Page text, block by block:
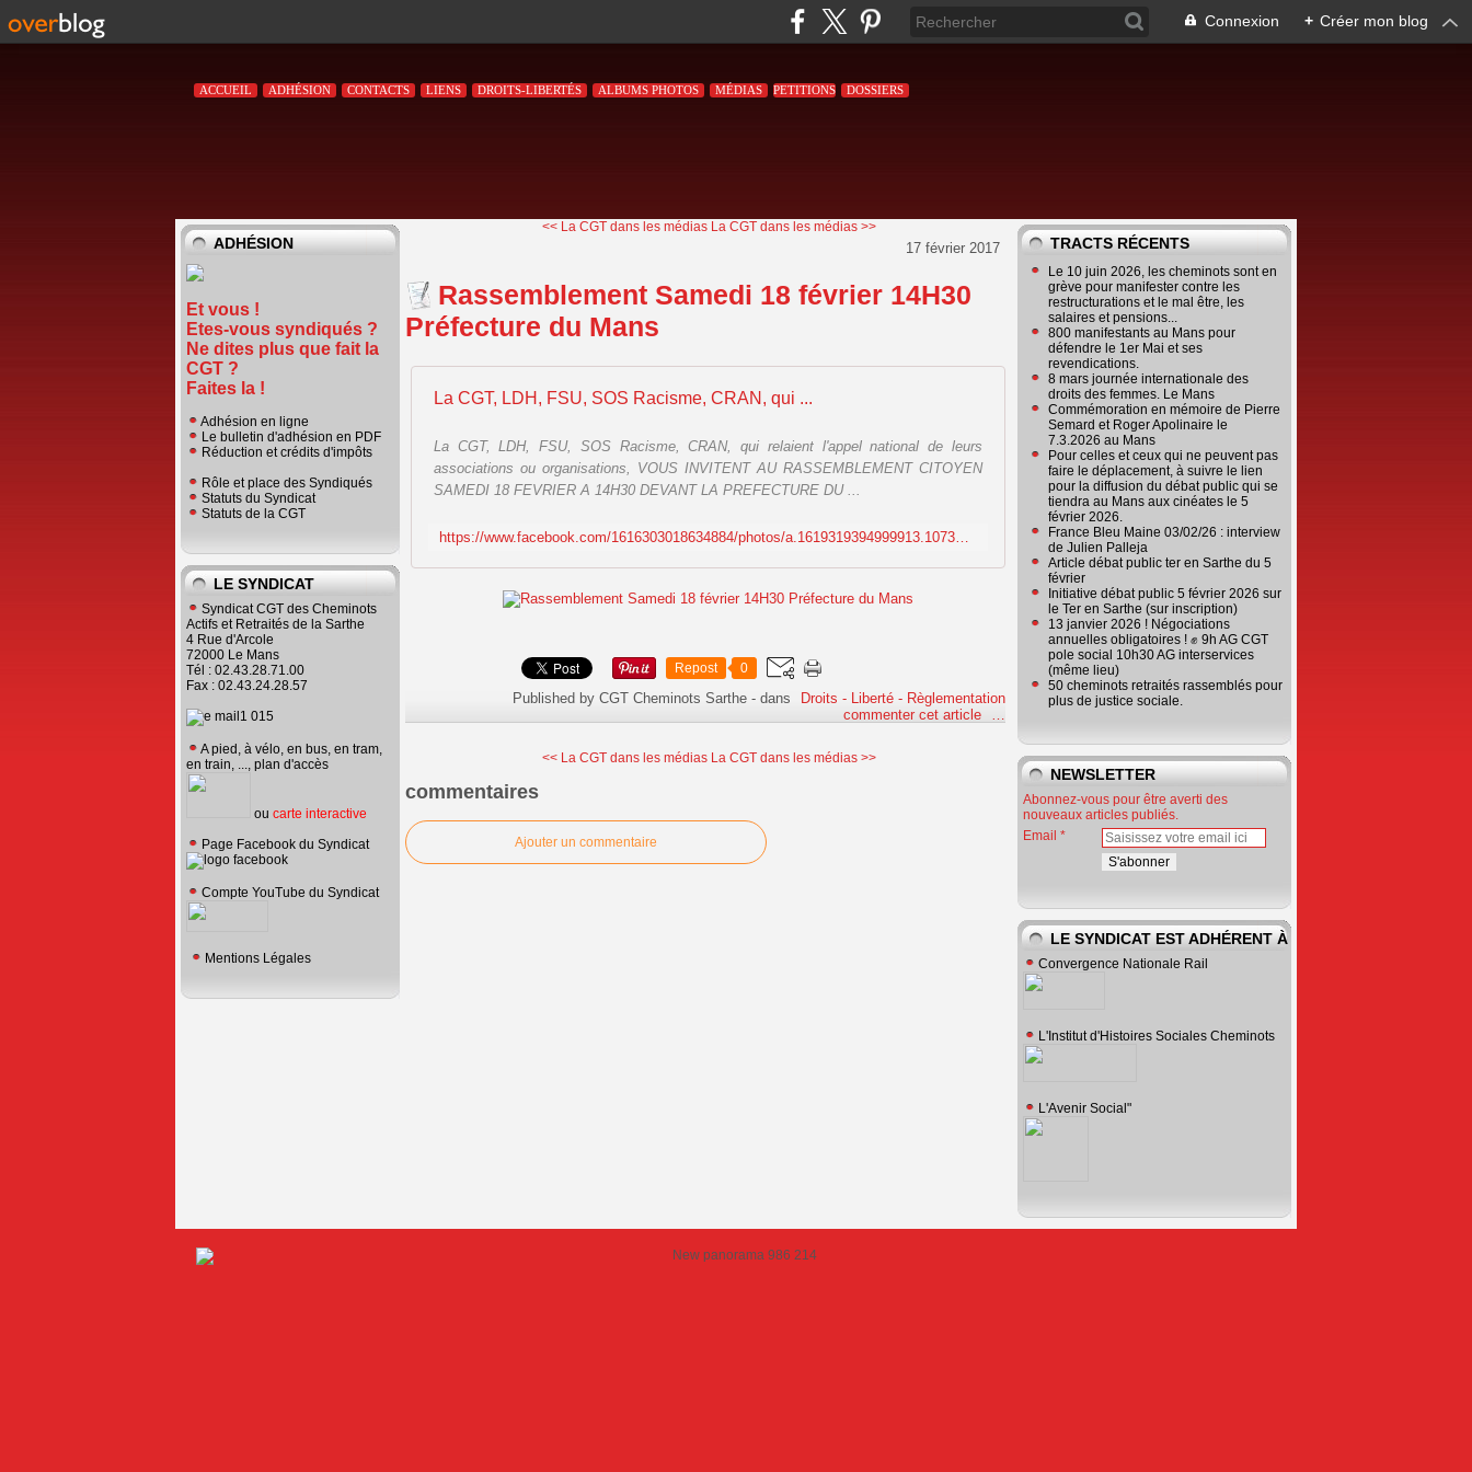
Connexion + Créer mon blog
ACCUEIL ADHÉSION CONTACTS LIENS DROITS-LIBERTÉS ALBUMS PHOTOS MÉDIAS PETITIONS DOSSIERS
ADHÉSION
Et vous !
Etes-vous syndiqués ?
Ne dites plus que fait la
CGT ?
Faites la !
Adhésion en ligne
Le bulletin d'adhésion en PDF
Réduction et crédits d'impôts
Rôle et place des Syndiqués
Statuts du Syndicat
Statuts de la CGT
LE SYNDICAT
Syndicat CGT des Cheminots
Actifs et Retraités de la Sarthe
4 Rue d'Arcole
72000 Le Mans
Tél : 02.43.28.71.00
Fax : 02.43.24.28.57
A pied, à vélo, en bus, en tram,
en train, ..., plan d'accès
ou carte interactive
Page Facebook du Syndicat
Compte YouTube du Syndicat
Mentions Légales
<< La CGT dans les médias La CGT dans les médias >>
17 février 2017
Rassemblement Samedi 18 février 14H30
Préfecture du Mans
La CGT, LDH, FSU, SOS Racisme, CRAN, qui ...
La CGT, LDH, FSU, SOS Racisme, CRAN, qui relaient l'appel national de leurs
associations ou organisations, VOUS INVITENT AU RASSEMBLEMENT CITOYEN
SAMEDI 18 FEVRIER A 14H30 DEVANT LA PREFECTURE DU ...
Repost 0
Published by CGT Cheminots Sarthe - dans
Droits - Liberté - Règlementation
commenter cet article
<< La CGT dans les médias La CGT dans les médias >>
commentaires
Ajouter un commentaire
TRACTS RÉCENTS
Le 10 juin 2026, les cheminots sont en
grève pour manifester contre les
restructurations et le mal être, les
salaires et pensions...
800 manifestants au Mans pour
défendre le 1er Mai et ses
revendications.
8 mars journée internationale des
droits des femmes. Le Mans
Commémoration en mémoire de Pierre
Semard et Roger Apolinaire le
7.3.2026 au Mans
Pour celles et ceux qui ne peuvent pas
faire le déplacement, à suivre le lien
pour la diffusion du débat public qui se
tiendra au Mans aux cinéates le 5
février 2026.
France Bleu Maine 03/02/26 : interview
de Julien Palleja
Article débat public ter en Sarthe du 5
février
Initiative débat public 5 février 2026 sur
le Ter en Sarthe (sur inscription)
13 janvier 2026 ! Négociations
annuelles obligatoires ! ✊ 9h AG CGT
pole social 10h30 AG interservices
(même lieu)
50 cheminots retraités rassemblés pour
plus de justice sociale.
NEWSLETTER
Abonnez-vous pour être averti des
nouveaux articles publiés.
Email
LE SYNDICAT EST ADHÉRENT À
Convergence Nationale Rail
L'Institut d'Histoires Sociales Cheminots
L'Avenir Social"